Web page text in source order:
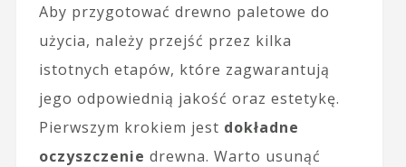
Aby przygotować drewno paletowe do
użycia, należy przejść przez kilka
istotnych etapów, które zagwarantują
jego odpowiednią jakość oraz estetykę.
Pierwszym krokiem jest dokładne
oczyszczenie drewna. Warto usunąć